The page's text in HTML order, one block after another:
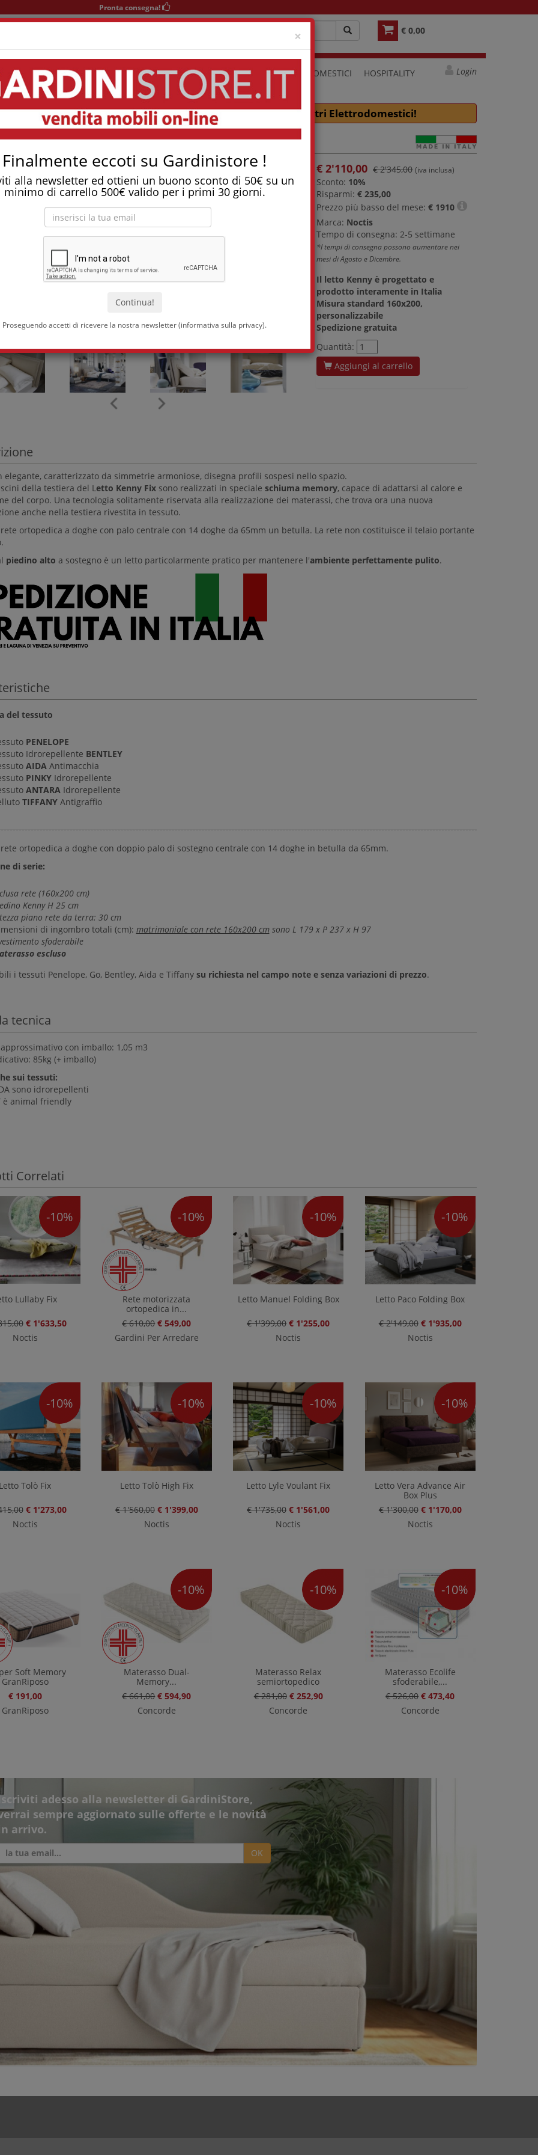
×
Finalmente eccoti su Gardinistore !
alla newsletter ed ottieni un buono sconto di 50€ su un
minimo di carrello 500€ valido per i primi 30 giorni.
Proseguendo accetti di ricevere la nostra newsletter (informativa sulla privacy).
Pronta consegna!
€ 0,00
Area KIDS SOGGIORNO TAVOLI SEDIE COMPLEMENTI ELETTRODOMESTICI HOSPITALITY Login
Tostapane, tritatutto, aspirapolvere, friggitrice e molti altri Elettrodomestici!
Fix
€2'110,00 € 2'345,00 (iva inclusa)
Sconto: 10%
Risparmi:€ 235,00
Prezzo più basso del mese:€ 1910
Marca: Noctis
Tempo di consegna: 2-5 settimane
*I tempi di consegna possono aumentare nei
mesi di Agosto e Dicembre.
Il letto Kenny è progettato e
prodotto interamente in Italia
Misura standard 160x200,
personalizzabile
Spedizione gratuita
Quantità:
Aggiungi al carrello
elegante, caratterizzato da simmetrie armoniose, disegna profili sospesi nello spazio.
della testiera del Letto Kenny Fixsono realizzati in speciale schiuma memory, capace di adattarsi al calore e
del corpo. Una tecnologia solitamente riservata alla realizzazione dei materassi, che trova ora una nuova
anche nella testiera rivestita in tessuto.
ortopedica a doghe con palo centrale con 14 doghe da 65mm un betulla. La rete non costituisce il telaio portante
piedino alto a sostegno è un letto particolarmente pratico per mantenere l'ambiente perfettamente pulito.
del tessuto
PENELOPE
Idrorepellente BENTLEY
AIDA Antimacchia
PINKY Idrorepellente
ANTARA Idrorepellente
TIFFANY Antigraffio
ortopedica a doghe con doppio palo di sostegno centrale con 14 doghe in betulla da 65mm.
di serie:
rete (160x200 cm)
Kenny H 25 cm
piano rete da terra: 30 cm
di ingombro totali (cm): matrimoniale con rete 160x200 cmsono L 179 x P 237 x H 97
sfoderabile
escluso
i tessuti Penelope, Go, Bentley, Aida e Tiffany su richiesta nel campo note e senza variazioni di prezzo.
tecnica
con imballo: 1,05 m3
85kg (+ imballo)
sui tessuti:
sono idrorepellenti
è animal friendly
Correlati
-10%
Lullaby Fix
€ 1'633,50
Noctis
-10%
Rete motorizzata
ortopedica in...
€ 610,00 € 549,00
Gardini Per Arredare
-10%
Letto Manuel Folding Box
€ 1'399,00 € 1'255,00
Noctis
-10%
Letto Paco Folding Box
€ 2'149,00 € 1'935,00
Noctis
-10%
Tolò Fix
€ 1'273,00
Noctis
-10%
Letto Tolò High Fix
€ 1'560,00 € 1'399,00
Noctis
-10%
Letto Lyle Voulant Fix
€ 1'735,00 € 1'561,00
Noctis
-10%
Letto Vera Advance Air
Box Plus
€ 1'300,00 € 1'170,00
Noctis
Soft Memory
GranRiposo
€ 191,00
GranRiposo
-10%
Materasso Dual-
Memory...
€ 661,00 € 594,90
Concorde
-10%
Materasso Relax
semiortopedico
€ 281,00 € 252,90
Concorde
-10%
Materasso Ecolife
sfoderabile,...
€ 526,00 € 473,40
Concorde
adesso alla newsletter di GardiniStore,
sempre aggiornato sulle offerte e le novità
arrivo.
OK